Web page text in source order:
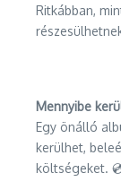
Ritkábban,
Mennyibe
Egy önálló
kerülhet,
költségeket.